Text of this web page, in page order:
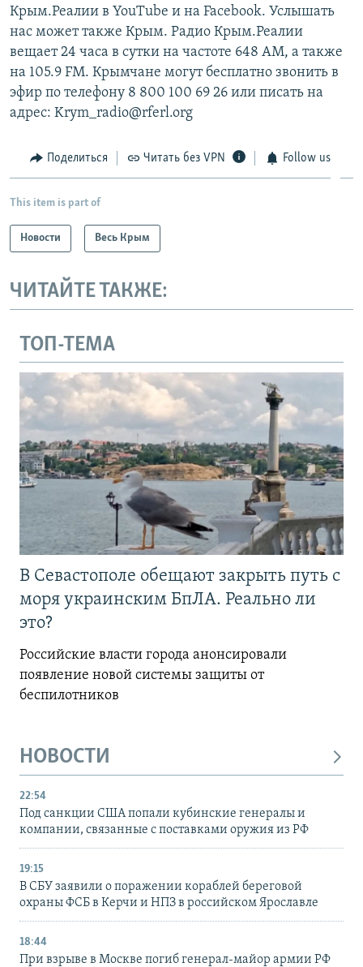
Крым.Реалии в YouTube и на Facebook. Услышать
нас может также Крым. Радио Крым.Реалии
вещает 24 часа в сутки на частоте 648 АМ, а также
на 105.9 FM. Крымчане могут бесплатно звонить в
эфир по телефону 8 800 100 69 26 или писать на
адрес: Krym_radio@rferl.org
Поделиться Читать без VPN Follow us
This item is part of
Новости Весь Крым
ЧИТАЙТЕ ТАКЖЕ:
ТОП-ТЕМА
В Севастополе обещают закрыть путь с
моря украинским БпЛА. Реально ли
это?
Российские власти города анонсировали
появление новой системы защиты от
беспилотников
НОВОСТИ
22:54
Под санкции США попали кубинские генералы и
компании, связанные с поставками оружия из РФ
19:15
В СБУ заявили о поражении кораблей береговой
охраны ФСБ в Керчи и НПЗ в российском Ярославле
18:44
При взрыве в Москве погиб генерал-майор армии РФ